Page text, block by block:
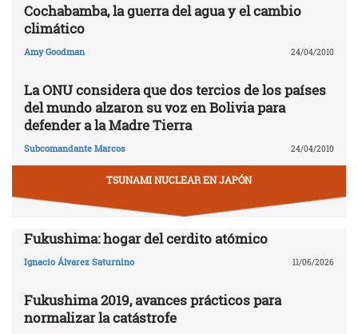
Cochabamba, la guerra del agua y el cambio
climático
Amy Goodman 24/04/2010
La ONU considera que dos tercios de los países
del mundo alzaron su voz en Bolivia para
defender a la Madre Tierra
Subcomandante Marcos 24/04/2010
TSUNAMI NUCLEAR EN JAPÓN
Fukushima: hogar del cerdito atómico
Ignacio Álvarez Saturnino 11/06/2026
Fukushima 2019, avances prácticos para
normalizar la catástrofe